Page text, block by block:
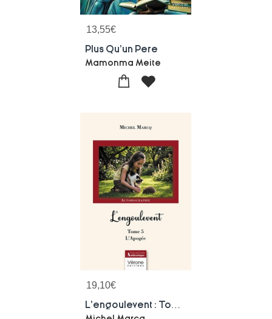
13,55€
Plus Qu'un Pere
Mamonma Meite
19,10€